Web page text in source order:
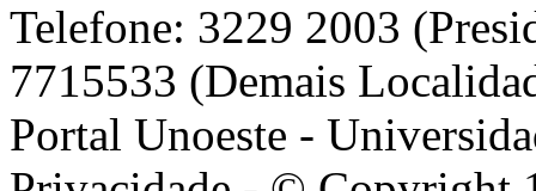
Telefone: 3229 2003
7715533 (Demais
Portal Unoeste -